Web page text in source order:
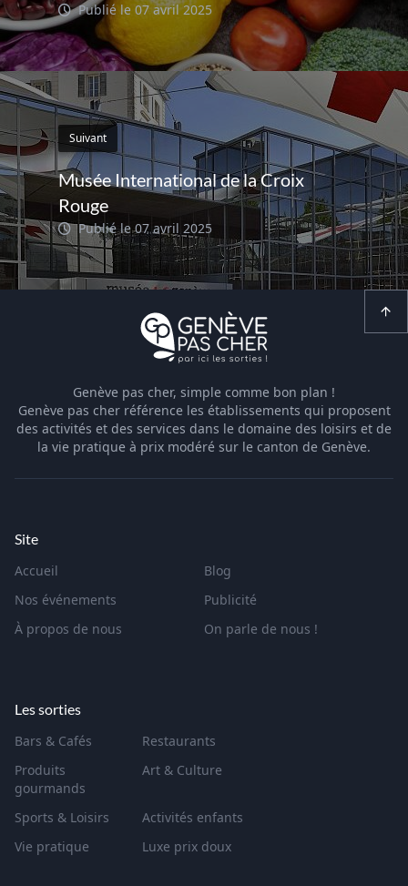
Publié le 07 avril 2025
Suivant
Musée International de la Croix
Rouge
Publié le 07 avril 2025
Genève pas cher, simple comme bon plan !
Genève pas cher référence les établissements qui proposent
des activités et des services dans le domaine des loisirs et de
la vie pratique à prix modéré sur le canton de Genève.
Site
Accueil
Blog
Nos événements
Publicité
À propos de nous
On parle de nous !
Les sorties
Bars & Cafés
Restaurants
Produits
gourmands
Art & Culture
Sports & Loisirs
Activités enfants
Vie pratique
Luxe prix doux